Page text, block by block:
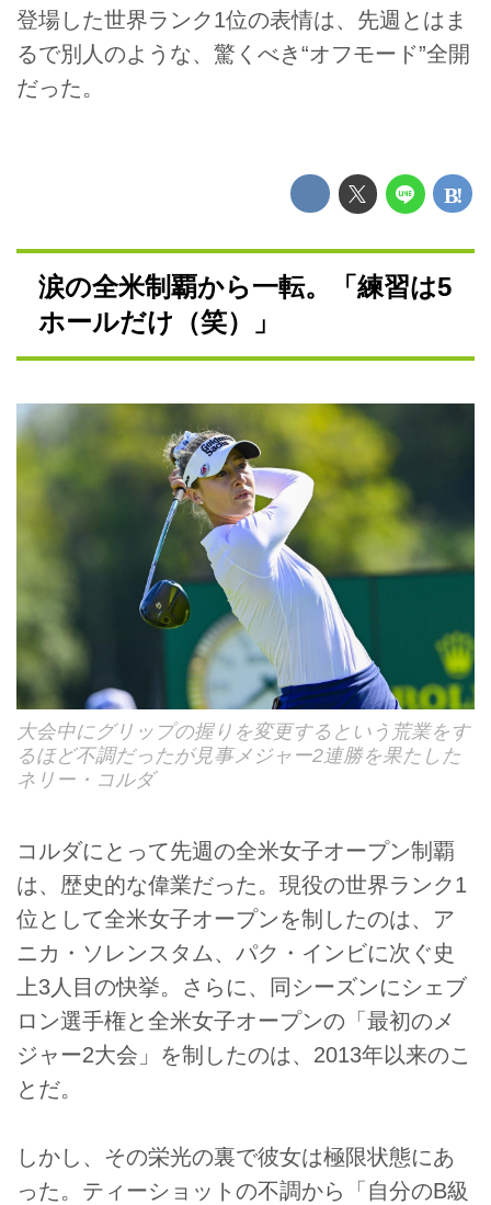
登場した世界ランク1位の表情は、先週とはま
るで別人のような、驚くべき“オフモード”全開
だった。
涙の全米制覇から一転。「練習は5
ホールだけ（笑）」
大会中にグリップの握りを変更するという荒業をす
るほど不調だったが見事メジャー2連勝を果たした
ネリー・コルダ
コルダにとって先週の全米女子オープン制覇
は、歴史的な偉業だった。現役の世界ランク1
位として全米女子オープンを制したのは、ア
ニカ・ソレンスタム、パク・インビに次ぐ史
上3人目の快挙。さらに、同シーズンにシェブ
ロン選手権と全米女子オープンの「最初のメ
ジャー2大会」を制したのは、2013年以来のこ
とだ。
しかし、その栄光の裏で彼女は極限状態にあ
った。ティーショットの不調から「自分のB級